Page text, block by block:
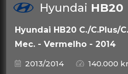
Hyundai HB20
Hyundai HB20 C./C.Plus/
Mec. - Vermelho - 2014
2013/2014
140.000